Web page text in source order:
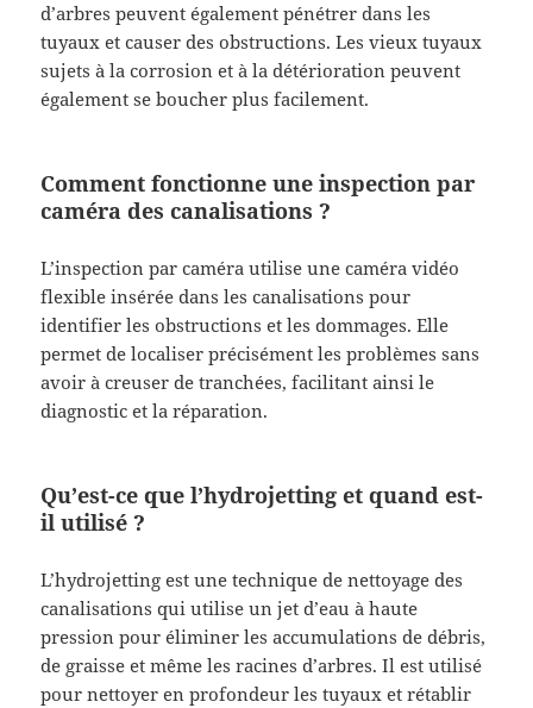
d’arbres peuvent également pénétrer dans les
tuyaux et causer des obstructions. Les vieux tuyaux
sujets à la corrosion et à la détérioration peuvent
également se boucher plus facilement.
Comment fonctionne une inspection par
caméra des canalisations ?
L’inspection par caméra utilise une caméra vidéo
flexible insérée dans les canalisations pour
identifier les obstructions et les dommages. Elle
permet de localiser précisément les problèmes sans
avoir à creuser de tranchées, facilitant ainsi le
diagnostic et la réparation.
Qu’est-ce que l’hydrojetting et quand est-
il utilisé ?
L’hydrojetting est une technique de nettoyage des
canalisations qui utilise un jet d’eau à haute
pression pour éliminer les accumulations de débris,
de graisse et même les racines d’arbres. Il est utilisé
pour nettoyer en profondeur les tuyaux et rétablir